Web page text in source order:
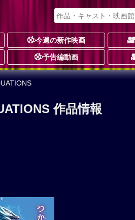
今週の新作映画
予告編動画
作品情報